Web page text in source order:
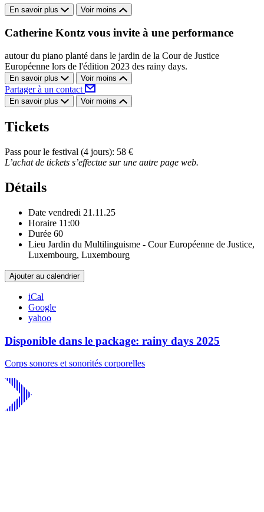
En savoir plus Voir moins
Catherine Kontz vous invite à une performance
autour du piano planté dans le jardin de la Cour de Justice
Européenne lors de l'édition 2023 des rainy days.
En savoir plus Voir moins
Partager à un contact
En savoir plus Voir moins
Tickets
Pass pour le festival (4 jours): 58 €
L’achat de tickets s’effectue sur une autre page web.
Détails
Date vendredi 21.11.25
Horaire 11:00
Durée 60
Lieu Jardin du Multilinguisme - Cour Européenne de Justice,
Luxembourg, Luxembourg
Ajouter au calendrier
iCal
Google
yahoo
Disponible dans le package: rainy days 2025
Corps sonores et sonorités corporelles